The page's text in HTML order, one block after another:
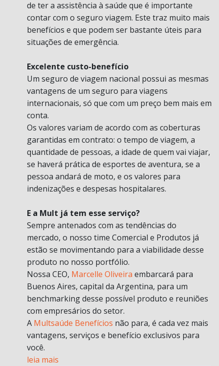
de ter a assistência à saúde que é importante
contar com o seguro viagem. Este traz muito mais
benefícios e que podem ser bastante úteis para
situações de emergência.
Excelente custo-benefício
Um seguro de viagem nacional possui as mesmas
vantagens de um seguro para viagens
internacionais, só que com um preço bem mais em
conta.
Os valores variam de acordo com as coberturas
garantidas em contrato: o tempo de viagem, a
quantidade de pessoas, a idade de quem vai viajar,
se haverá prática de esportes de aventura, se a
pessoa andará de moto, e os valores para
indenizações e despesas hospitalares.
E a Mult já tem esse serviço?
Sempre antenados com as tendências do
mercado, o nosso time Comercial e Produtos já
estão se movimentando para a viabilidade desse
produto no nosso portfólio.
Nossa CEO, Marcelle Oliveira embarcará para
Buenos Aires, capital da Argentina, para um
benchmarking desse possível produto e reuniões
com empresários do setor.
A Multsaúde Benefícios não para, é cada vez mais
vantagens, serviços e benefício exclusivos para
você.
leia mais